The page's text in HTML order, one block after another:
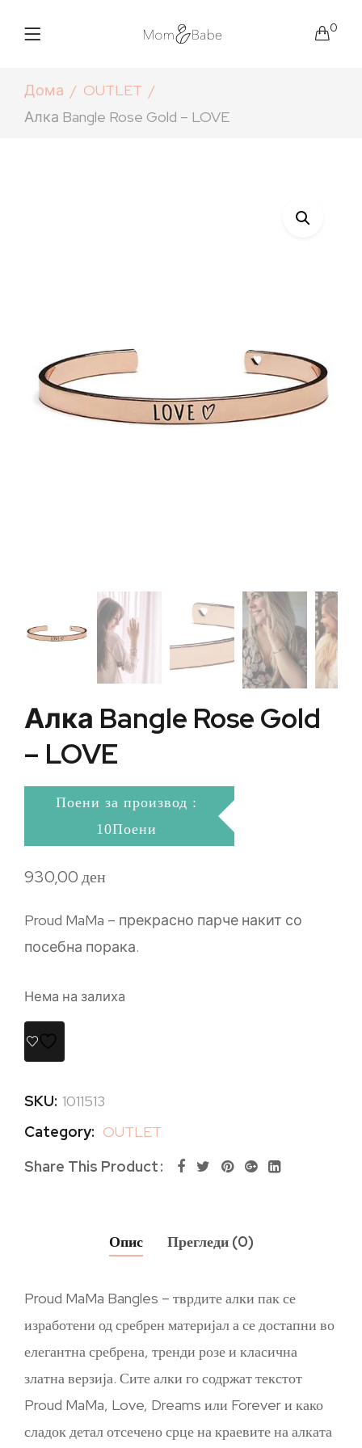
0
Дома
OUTLET
Алка Bangle Rose Gold – LOVE
Алка Bangle Rose Gold
– LOVE
Поени за производ :
10Поени
930,00ден
Proud MaMa – прекрасно парче накит со
посебна порака.
Нема на залиха
SKU: 1011513
Category: OUTLET
Share This Product
Опис Прегледи (0)
Proud MaMa Bangles – тврдите алки пак се
изработени од сребрен материјал а се достапни во
елегантна сребрена, тренди розе и класична
златна верзија. Сите алки го содржат текстот
Proud MaMa, Love, Dreams или Forever и како
сладок детал отсечено срце на краевите на алката